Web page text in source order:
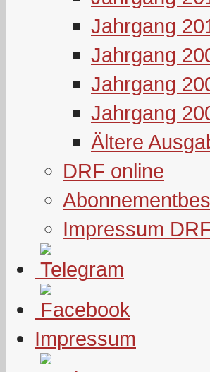
Jahrgang
Jahrgang
Jahrgang
Jahrgang
Ältere
DRF online
Impressum
Impressum